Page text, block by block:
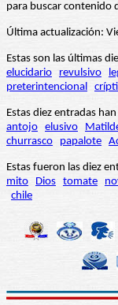
para buscar contenido
Última actualización:
Estas son las últimas
elucidario
revulsivo
preterintencional
Estas diez entradas
antojo elusivo
churrasco
papalote
Estas fueron las diez
mito
Dios tomate
chile